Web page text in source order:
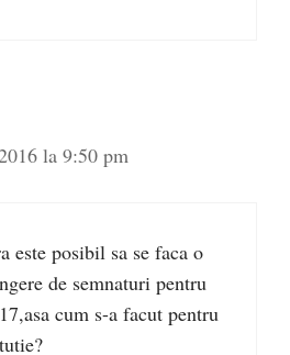
la 9:50 pm
este posibil sa se faca o
de semnaturi pentru
cum s-a facut pentru